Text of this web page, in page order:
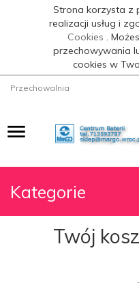
Strona korzysta z
realizacji usług i
Cookies.
przechowywania
cookies w
Przechowalnia
Kategorie
Twój